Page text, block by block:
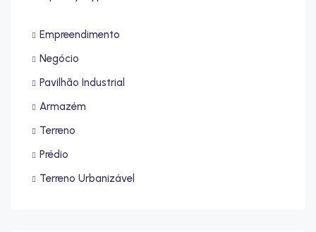
Empreendimento
Negócio
Pavilhão Industrial
Armazém
Terreno
Prédio
Terreno Urbanizável